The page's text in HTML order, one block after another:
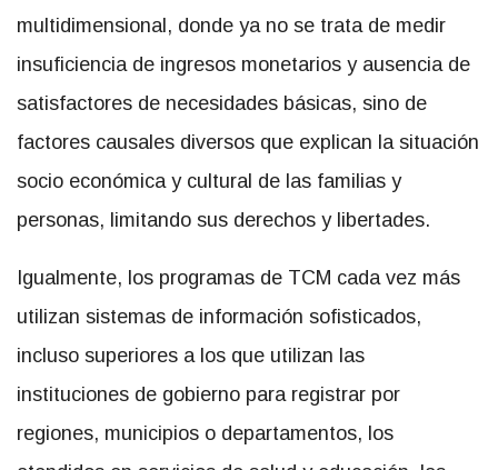
multidimensional, donde ya no se trata de medir
insuficiencia de ingresos monetarios y ausencia de
satisfactores de necesidades básicas, sino de
factores causales diversos que explican la situación
socio económica y cultural de las familias y
personas, limitando sus derechos y libertades.
Igualmente, los programas de TCM cada vez más
utilizan sistemas de información sofisticados,
incluso superiores a los que utilizan las
instituciones de gobierno para registrar por
regiones, municipios o departamentos, los